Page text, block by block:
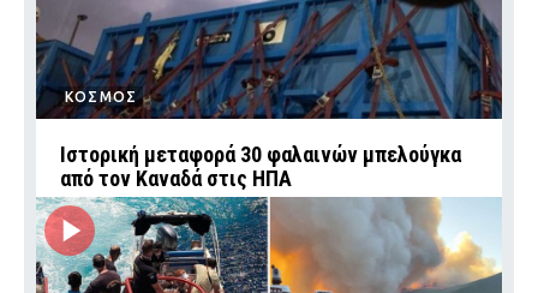
ΚΟΣΜΟΣ
Ιστορική μεταφορά 30 φαλαινών μπελούγκα
από τον Καναδά στις ΗΠΑ